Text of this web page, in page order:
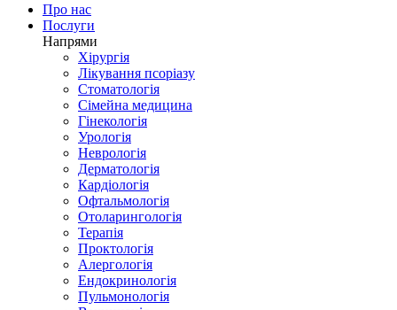
Про нас
Послуги
Напрями
Хірургія
Лікування псоріазу
Стоматологія
Сімейна медицина
Гінекологія
Урологія
Неврологія
Дерматологія
Кардіологія
Офтальмологія
Отоларингологія
Терапія
Проктологія
Алергологія
Ендокринологія
Пульмонологія